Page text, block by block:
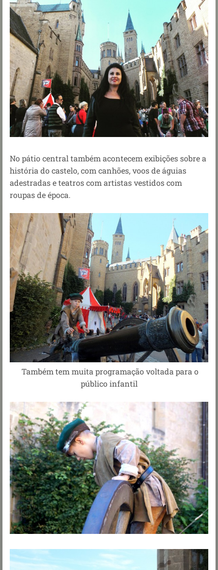
No pátio central também acontecem exibições sobre a
história do castelo, com canhões, voos de águias
adestradas e teatros com artistas vestidos com
roupas de época.
Também tem muita programação voltada para o
público infantil